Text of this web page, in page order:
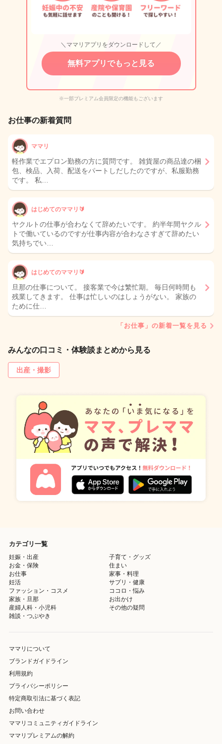
＼ママリアプリをダウンロードして／
無料アプリでもっと見る
※一部プレミアム会員限定の機能もございます
お仕事の新着質問
ママリ
軽作業でエプロン勤務の方に質問です。 雑貨屋の商品達の梱
包、検品、入荷、配送をパートしだしたのですが、私服勤務
です。 私…
はじめてのママリ🔰
ヤクルトの仕事が合わなくて辞めたいです。 約半年間ヤクル
トで働いているのですが仕事内容が合わなさすぎて辞めたい
気持ちでい…
はじめてのママリ🔰
旦那の仕事について。 接客業で今は繁忙期。 毎日何時間も
残業してきます。 仕事は忙しいのはしょうがない。 家族の
ために仕…
「お仕事」の新着一覧を見る
みんなの口コミ・体験談まとめから見る
出産・撮影
カテゴリ一覧
妊娠・出産
子育て・グッズ
お金・保険
住まい
お仕事
家事・料理
妊活
サプリ・健康
ファッション・コスメ
ココロ・悩み
家族・旦那
お出かけ
産婦人科・小児科
その他の疑問
雑談・つぶやき
ママリについて
ブランドガイドライン
利用規約
プライバシーポリシー
特定商取引法に基づく表記
お問い合わせ
ママリコミュニティガイドライン
ママリプレミアムの解約